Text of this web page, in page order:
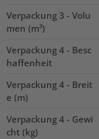
Verpackung 3 - Volu
men (m³)
Verpackung 4 - Besc
haffenheit
Verpackung 4 - Breit
e (m)
Verpackung 4 - Gewi
cht (kg)